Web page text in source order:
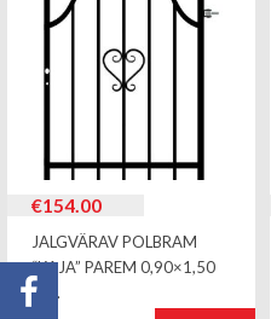
€154.00
JALGVÄRAV POLBRAM
“KAJA” PAREM 0,90×1,50
M,...